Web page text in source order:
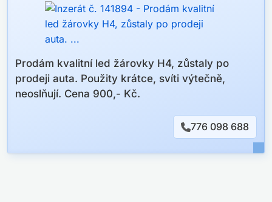
Prodám kvalitní led žárovky H4, zůstaly po
prodeji auta. Použity krátce, svíti výtečně,
neoslňují. Cena 900,- Kč.
776 098 688